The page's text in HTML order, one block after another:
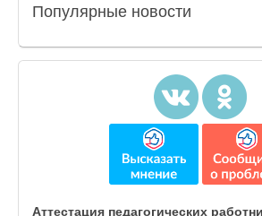
Популярные новости
Аттестация педагогических